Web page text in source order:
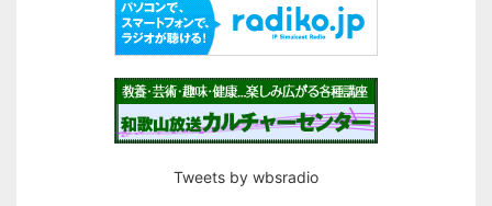
Tweets by wbsradio